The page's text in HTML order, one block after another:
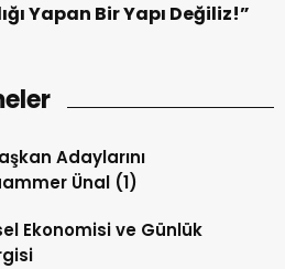
Yapan Bir Yapı Değiliz!”
Adaylarını
Ünal (1)
Ekonomisi ve Günlük